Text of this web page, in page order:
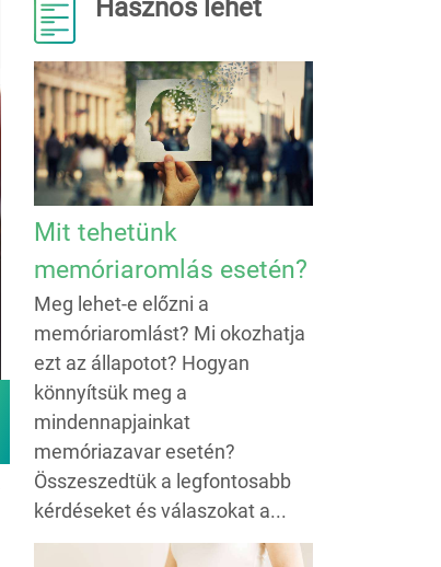
Hasznos lehet
Mit tehetünk
memóriaromlás esetén?
Meg lehet-e előzni a
memóriaromlást? Mi okozhatja
ezt az állapotot? Hogyan
könnyítsük meg a
mindennapjainkat
memóriazavar esetén?
Összeszedtük a legfontosabb
kérdéseket és válaszokat a...